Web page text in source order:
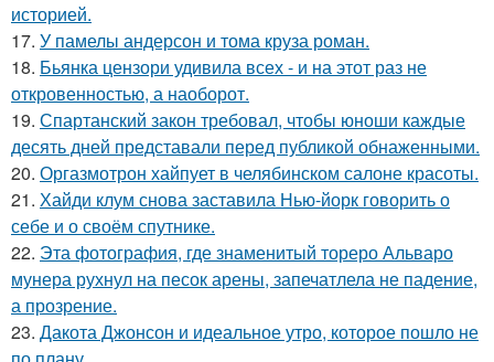
историей.
17. У памелы андерсон и тома круза роман.
18. Бьянка цензори удивила всех - и на этот раз не
откровенностью, а наоборот.
19. Спартанский закон требовал, чтобы юноши каждые
десять дней представали перед публикой обнаженными.
20. Оргазмотрон хайпует в челябинском салоне красоты.
21. Хайди клум снова заставила Нью-йорк говорить о
себе и о своём спутнике.
22. Эта фотография, где знаменитый тореро Альваро
мунера рухнул на песок арены, запечатлела не падение,
а прозрение.
23. Дакота Джонсон и идеальное утро, которое пошло не